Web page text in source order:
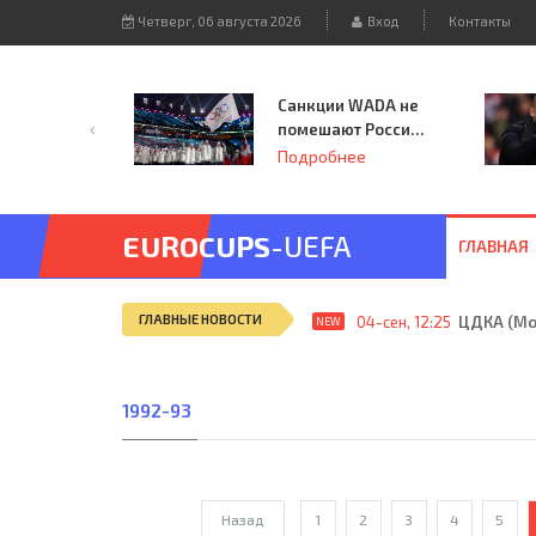
Четверг, 06 августа 2026 Вход Контакты
Санкции WADA не
помешают России
принять
Подробнее
EUROCUPS-UEFA ГЛАВНАЯ
ГЛАВНЫЕ НОВОСТИ NEW 04-сен, 12:25 ЦДКА
1992-93
Назад 1 2 3 4 5